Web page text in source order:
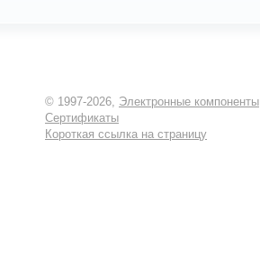
© 1997-2026, Электронные компоненты
Сертификаты
Короткая ссылка на страницу